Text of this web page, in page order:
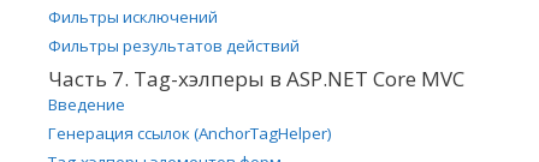
Фильтры исключений
Фильтры результатов действий
Часть 7. Tag-хэлперы в ASP.NET Core MVC
Введение
Генерация ссылок (AnchorTagHelper)